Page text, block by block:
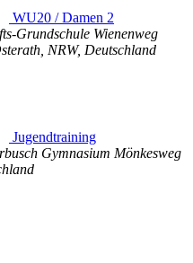
WU20 / Damen 2
Grundschule Wienenweg
NRW, Deutschland
Jugendtraining
Gymnasium Mönkesweg